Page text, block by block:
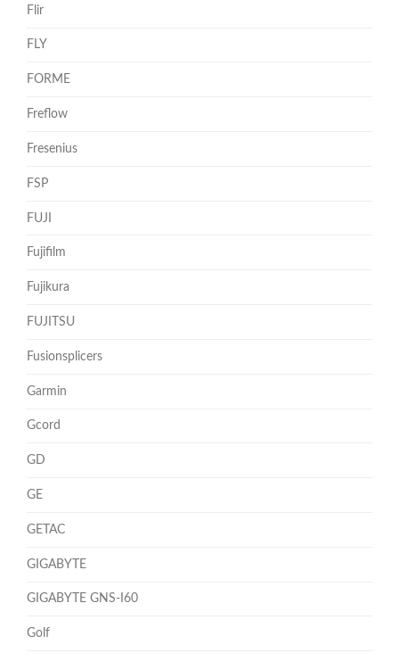
Flir
FLY
FORME
Freflow
Fresenius
FSP
FUJI
Fujifilm
Fujikura
FUJITSU
Fusionsplicers
Garmin
Gcord
GD
GE
GETAC
GIGABYTE
GIGABYTE GNS-I60
Golf